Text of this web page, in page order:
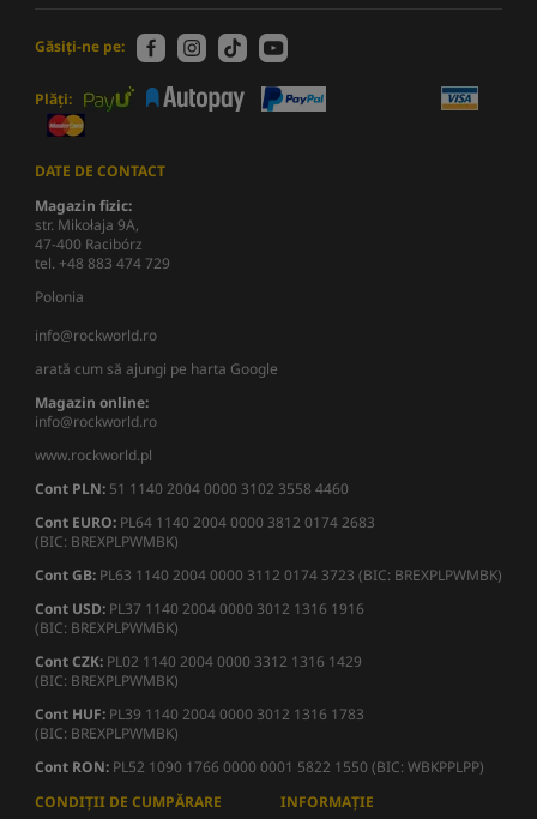
Găsiți-ne pe:
Plăți:
DATE DE CONTACT
Magazin fizic:
str. Mikołaja 9A,
47-400 Racibórz
tel. +48 883 474 729
Polonia
info@rockworld.ro
arată cum să ajungi pe harta Google
Magazin online:
info@rockworld.ro
www.rockworld.pl
Cont PLN: 51 1140 2004 0000 3102 3558 4460
Cont EURO: PL64 1140 2004 0000 3812 0174 2683
(BIC: BREXPLPWMBK)
Cont GB: PL63 1140 2004 0000 3112 0174 3723 (BIC: BREXPLPWMBK)
Cont USD: PL37 1140 2004 0000 3012 1316 1916
(BIC: BREXPLPWMBK)
Cont CZK: PL02 1140 2004 0000 3312 1316 1429
(BIC: BREXPLPWMBK)
Cont HUF: PL39 1140 2004 0000 3012 1316 1783
(BIC: BREXPLPWMBK)
Cont RON: PL52 1090 1766 0000 0001 5822 1550 (BIC: WBKPPLPP)
CONDIȚII DE CUMPĂRARE
INFORMAȚIE